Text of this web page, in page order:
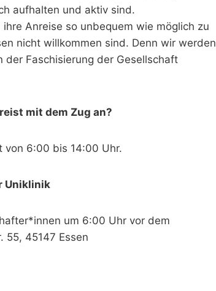
aufhalten und aktiv sind.
Anreise so unbequem wie möglich zu
nicht willkommen sind. Denn wir werden
der Faschisierung der Gesellschaft
mit dem Zug an?
von 6:00 bis 14:00 Uhr.
Uniklinik
um 6:00 Uhr vor dem
55, 45147 Essen